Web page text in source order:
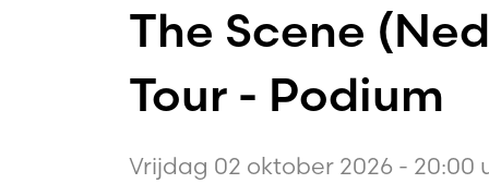
The Scene
Tour - Podium
Vrijdag 02 oktober 2026 - 20:00